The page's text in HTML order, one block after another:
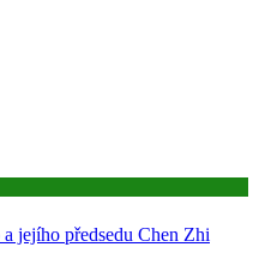
jejího předsedu Chen Zhi